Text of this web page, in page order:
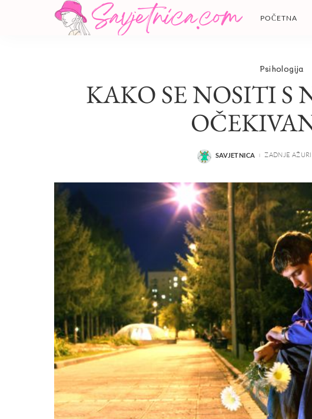
POČETNA
Psihologija
KAKO SE NOSITI S
POSTED
SAVJETNICA ZADNJE